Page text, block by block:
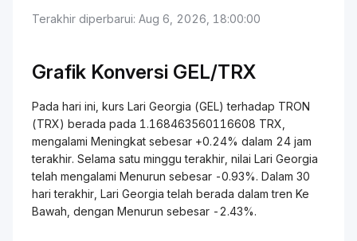
Terakhir diperbarui: Aug 6, 2026, 18:00:00
Grafik Konversi GEL/TRX
Pada hari ini, kurs Lari Georgia (GEL) terhadap TRON
(TRX) berada pada 1.168463560116608 TRX,
mengalami Meningkat sebesar +0.24% dalam 24 jam
terakhir. Selama satu minggu terakhir, nilai Lari Georgia
telah mengalami Menurun sebesar -0.93%. Dalam 30
hari terakhir, Lari Georgia telah berada dalam tren Ke
Bawah, dengan Menurun sebesar -2.43%.